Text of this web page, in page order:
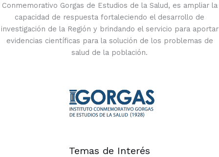
Conmemorativo Gorgas de Estudios de la Salud, es ampliar la
capacidad de respuesta fortaleciendo el desarrollo de
investigación de la Región y brindando el servicio para aportar
evidencias científicas para la solución de los problemas de
salud de la población.
Temas de Interés